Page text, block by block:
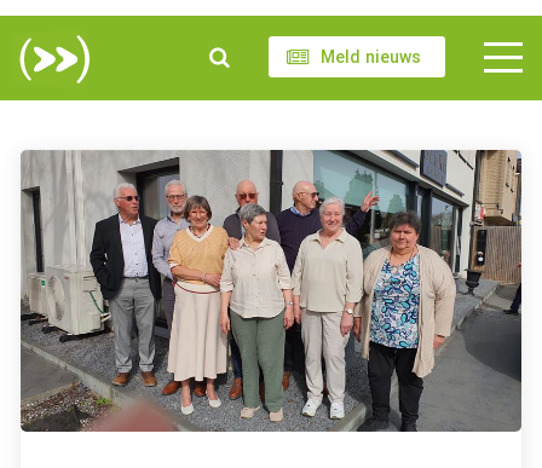
Meld nieuws